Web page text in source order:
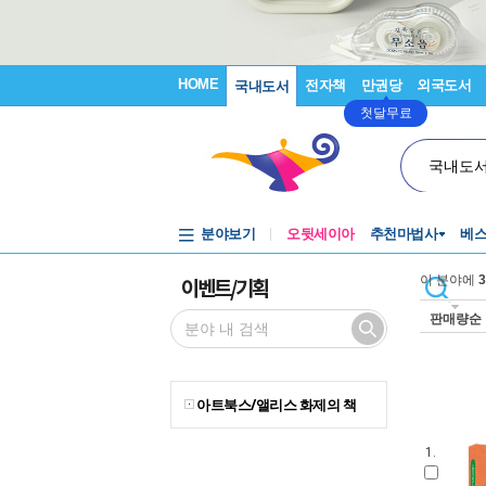
HOME 국내도서 전자책 만권당
첫달무료
외국도서
국내도
분야보기 오뒷세이아 추천마법사 베
이벤트/기획
아트북스/앨리스 화제의 책
이 분야에
판매량순
1.